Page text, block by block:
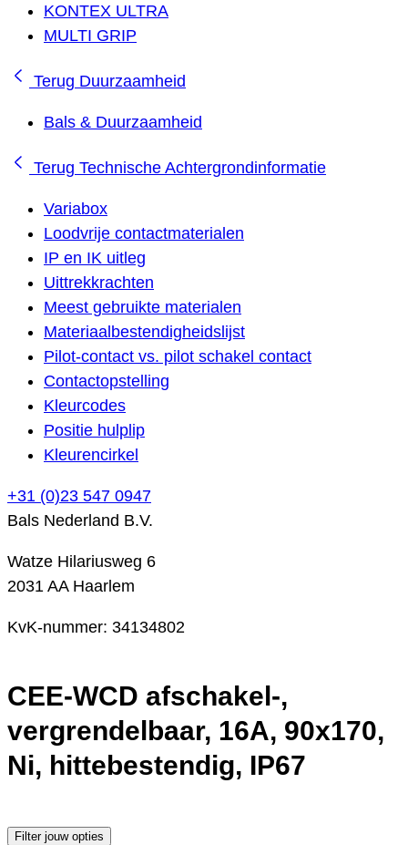
KONTEX ULTRA
MULTI GRIP
Terug Duurzaamheid
Bals & Duurzaamheid
Terug Technische Achtergrondinformatie
Variabox
Loodvrije contactmaterialen
IP en IK uitleg
Uittrekkrachten
Meest gebruikte materialen
Materiaalbestendigheidslijst
Pilot-contact vs. pilot schakel contact
Contactopstelling
Kleurcodes
Positie hulplip
Kleurencirkel
+31 (0)23 547 0947
Bals Nederland B.V.
Watze Hilariusweg 6
2031 AA Haarlem
KvK-nummer: 34134802
CEE-WCD afschakel-,
vergrendelbaar, 16A, 90x170,
Ni, hittebestendig, IP67
Filter jouw opties